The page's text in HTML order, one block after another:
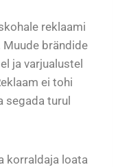
reklaami
Muude brändide
ja varjualustel
ei tohi
segada turul
korraldaja loata